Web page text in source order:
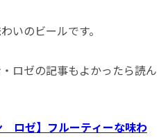
いのビールです。
ロゼの記事もよかったら読ん
ロゼ】フルーティーな味わ